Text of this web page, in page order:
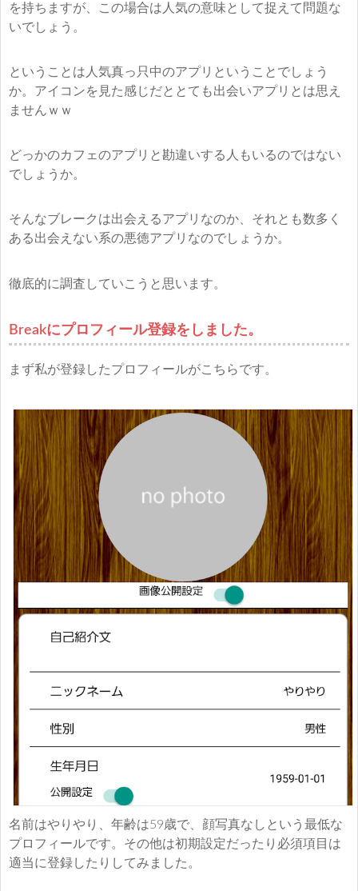
を持ちますが、この場合は人気の意味として捉えて問題な
いでしょう。
ということは人気真っ只中のアプリということでしょう
か。アイコンを見た感じだととても出会いアプリとは思え
ませんｗｗ
どっかのカフェのアプリと勘違いする人もいるのではない
でしょうか。
そんなブレークは出会えるアプリなのか、それとも数多く
ある出会えない系の悪徳アプリなのでしょうか。
徹底的に調査していこうと思います。
Breakにプロフィール登録をしました。
まず私が登録したプロフィールがこちらです。
名前はやりやり、年齢は59歳で、顔写真なしという最低な
プロフィールです。その他は初期設定だったり必須項目は
適当に登録したりしてみました。